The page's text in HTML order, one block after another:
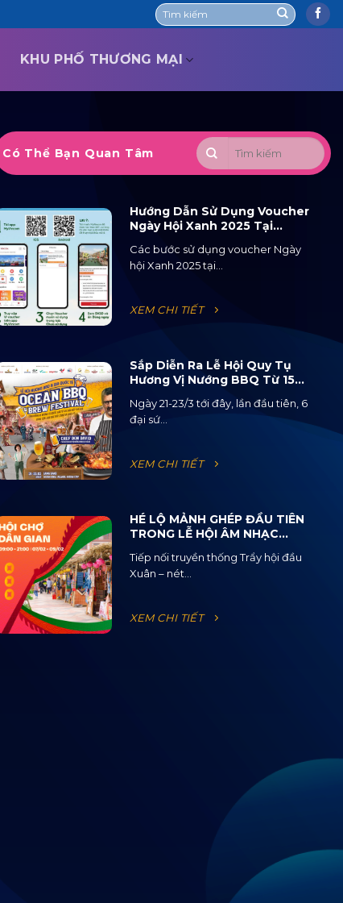
KHU PHỐ THƯƠNG MẠI
Có Thể Bạn Quan Tâm
Hướng Dẫn Sử Dụng Voucher
Ngày Hội Xanh 2025 Tại
Các bước sử dụng voucher Ngày
hội Xanh 2025 tại...
XEM CHI TIẾT
Sắp Diễn Ra Lễ Hội Quy Tụ
Hương Vị Nướng BBQ Từ 15
Quốc Gia Và 120 Loại Bia Thủ
Công
Ngày 21-23/3 tới đây, lần đầu tiên, 6
đại sứ...
XEM CHI TIẾT
HÉ LỘ MẢNH GHÉP ĐẦU TIÊN
TRONG LỄ HỘI ÂM NHẠC
2025
Tiếp nối truyền thống Trẩy hội đầu
Xuân – nét...
XEM CHI TIẾT